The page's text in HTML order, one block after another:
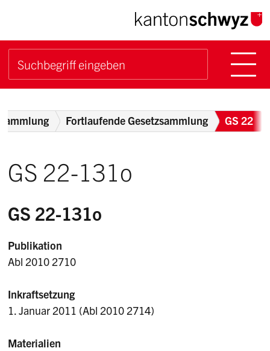
Navigieren im Kanton
Schnellnavigation
Suchbegriff
Breadcrumb
Fortlaufende Gesetzsammlung GS 22
GS 22-131o
GS 22-131o
Publikation
Abl 2010 2710
Inkraftsetzung
1. Januar 2011 (Abl 2010 2714)
Materialien